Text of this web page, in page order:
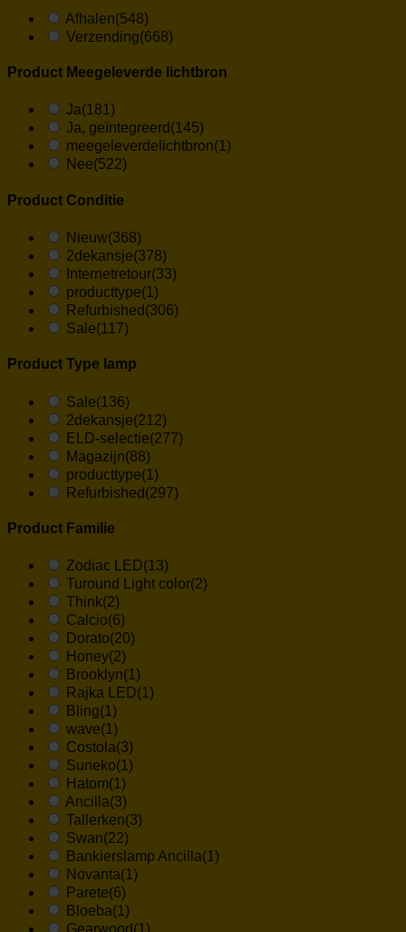
Afhalen(548)
Verzending(668)
Product Meegeleverde lichtbron
Ja(181)
Ja, geïntegreerd(145)
meegeleverdelichtbron(1)
Nee(522)
Product Conditie
Nieuw(368)
2dekansje(378)
Internetretour(33)
producttype(1)
Refurbished (306)
Sale(117)
Product Type lamp
Sale(136)
2dekansje(212)
ELD-selectie(277)
Magazijn(88)
producttype(1)
Refurbished (297)
Product Familie
Zodiac LED(13)
Turound Light color(2)
Think(2)
Calcio(6)
Dorato(20)
Honey(2)
Brooklyn(1)
Rajka LED(1)
Bling(1)
wave(1)
Costola(3)
Suneko(1)
Hatom(1)
Ancilla(3)
Tallerken(3)
Swan(22)
Bankierslamp Ancilla(1)
Novanta(1)
Parete(6)
Bloeba(1)
Gearwood (1)